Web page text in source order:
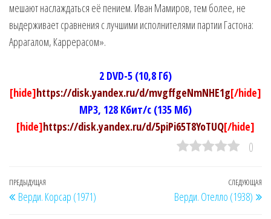
мешают наслаждаться её пением. Иван Мамиров, тем более, не
выдерживает сравнения с лучшими исполнителями партии Гастона:
Аррагалом, Каррерасом».
2 DVD-5 (10,8 Гб)
[hide]https://disk.yandex.ru/d/mvgffgeNmNHE1g[/hide]
MP3, 128 Кбит/с (135 Мб)
[hide]https://disk.yandex.ru/d/5piPi65T8YoTUQ[/hide]
0
Навигация
по
Предыдущая
запись
ПРЕДЫДУЩАЯ
Верди. Корсар (1971)
СЛЕДУЮЩАЯ
Верди. Отелло (1938)